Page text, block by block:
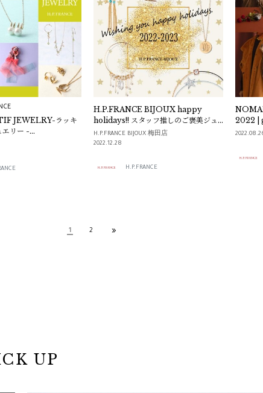
JEWELRY-ラッキ
エリー -
H.P.FRANCE BIJOUX happy
holidays!! スタッフ推しのご褒美ジュ
エリー。
H.P.FRANCE BIJOUX 梅田店
2022.12.28
H.P.FRANCE
2022 |
1 2
UP